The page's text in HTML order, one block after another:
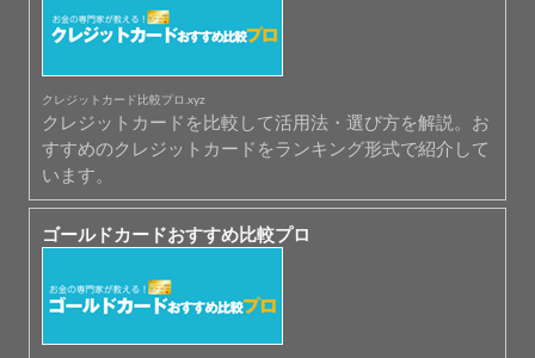
クレジットカード比較プロ.xyz
クレジットカードを比較して活用法・選び方を解説。お
すすめのクレジットカードをランキング形式で紹介して
います。
ゴールドカードおすすめ比較プロ